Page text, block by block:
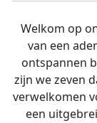
Welkom op
van een
ontspannen
zijn we zeven
verwelkomen
een